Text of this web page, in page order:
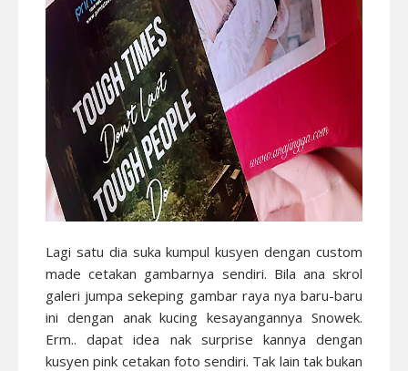
Lagi satu dia suka kumpul kusyen dengan custom
made cetakan gambarnya sendiri. Bila ana skrol
galeri jumpa sekeping gambar raya nya baru-baru
ini dengan anak kucing kesayangannya Snowek.
Erm.. dapat idea nak surprise kannya dengan
kusyen pink cetakan foto sendiri. Tak lain tak bukan